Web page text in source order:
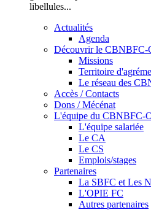
libellules...
Actualités
Agenda
Découvrir le CBNBFC-
Missions
Territoire
Le réseau des
Accès / Contacts
Dons / Mécénat
L'équipe du CBNBFC-
L'équipe salariée
Le CA
Le CS
Emplois/stages
Partenaires
La SBFC et Les
L'OPIE FC
Autres partenaires